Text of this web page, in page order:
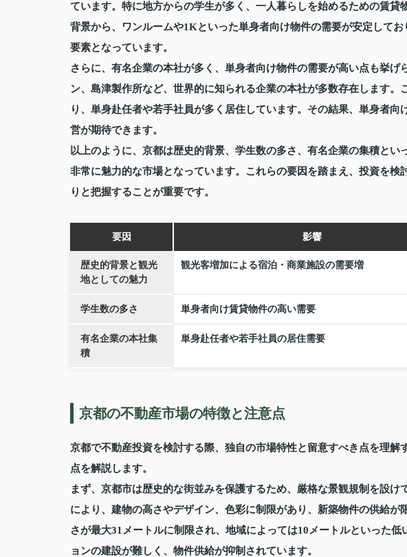
ています。特に地方からの学生が多く、一人暮らしを始めるための賃
背景から、ワンルームや1Kといった単身者向け物件の需要が安定して
要素となっています。
さらに、有名企業の本社が多く、単身者向け物件の需要が高い点も挙げ
ン、島津製作所など、世界的に知られる企業の本社が多数存在します。
り、単身赴任者や若手社員が多く居住しています。その結果、単身者
営が期待できます。
以上のように、京都は歴史的背景、学生数の多さ、有名企業の集積と
非常に魅力的な市場となっています。これらの要因を踏まえ、投資を
りと把握することが重要です。
要因 影響
歴史的背景と観光
地としての魅力
観光客増加による宿泊・商業施設の需要増
学生数の多さ 単身者向け賃貸物件の高い需要
有名企業の本社集
積
単身赴任者や若手社員の居住需要
京都の不動産市場の特徴と注意点
京都で不動産投資を検討する際、独自の市場特性と留意すべき点を理
点を解説します。
まず、京都市は歴史的な街並みを保護するため、厳格な景観規制を設け
により、建物の高さやデザイン、色彩に制限があり、新築物件の供給
さが最大31メートルに制限され、地域によっては10メートルといった
ョンの建設が難しく、物件供給が抑制されています。